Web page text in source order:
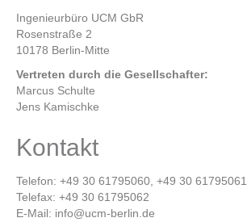
Ingenieurbüro UCM GbR
Rosenstraße 2
10178 Berlin-Mitte
Vertreten durch die Gesellschafter:
Marcus Schulte
Jens Kamischke
Kontakt
Telefon: +49 30 61795060, +49 30 61795061
Telefax: +49 30 61795062
E-Mail: info@ucm-berlin.de